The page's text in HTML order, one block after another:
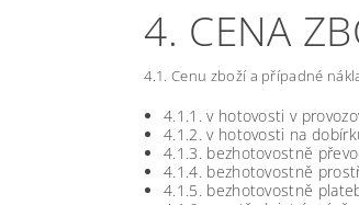
4. CENA
4.1. Cenu zboží a případné
4.1.1. v hotovosti v
4.1.2. v hotovosti na
4.1.3. bezhotovostně
4.1.4. bezhotovostně
4.1.5. bezhotovostně